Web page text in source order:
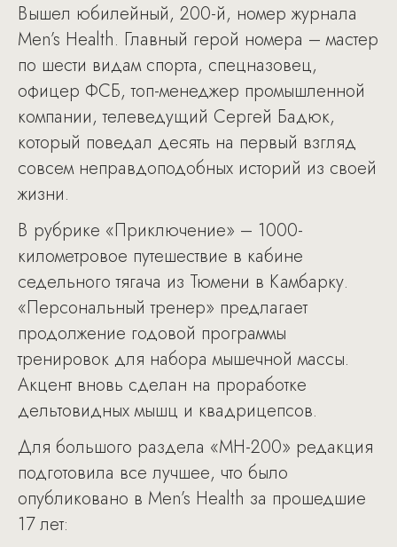
Вышел юбилейный, 200-й, номер журнала
Men’s Health. Главный герой номера – мастер
по шести видам спорта, спецназовец,
офицер ФСБ, топ-менеджер промышленной
компании, телеведущий Сергей Бадюк,
который поведал десять на первый взгляд
совсем неправдоподобных историй из своей
жизни.
В рубрике «Приключение» – 1000-
километровое путешествие в кабине
седельного тягача из Тюмени в Камбарку.
«Персональный тренер» предлагает
продолжение годовой программы
тренировок для набора мышечной массы.
Акцент вновь сделан на проработке
дельтовидных мышц и квадрицепсов.
Для большого раздела «МН-200» редакция
подготовила все лучшее, что было
опубликовано в Men’s Health за прошедшие
17 лет: